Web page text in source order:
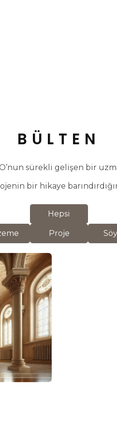
BÜLTEN
sürekli gelişen bir
bir hikaye
Hepsi
Proje